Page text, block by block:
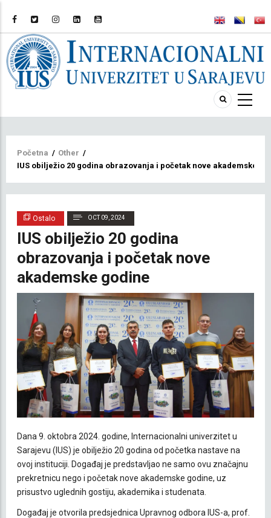
Breadcrumb
Početna / Other /
IUS obilježio 20 godina obrazovanja i početak nove akademske
Ostalo OCT 09, 2024
IUS obilježio 20 godina
obrazovanja i početak nove
akademske godine
Dana 9. oktobra 2024. godine, Internacionalni univerzitet u
Sarajevu (IUS) je obilježio 20 godina od početka nastave na
ovoj instituciji. Događaj je predstavljao ne samo ovu značajnu
prekretnicu nego i početak nove akademske godine, uz
prisustvo uglednih gostiju, akademika i studenata.
Događaj je otvorila predsjednica Upravnog odbora IUS-a, prof.